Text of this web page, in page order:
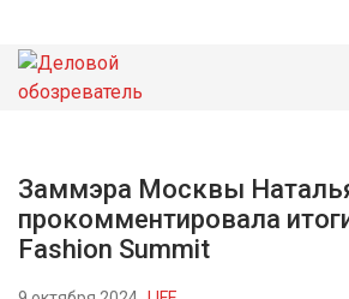
НОВОСТИ
Заммэра Москвы
прокомментировала
Fashion Summit